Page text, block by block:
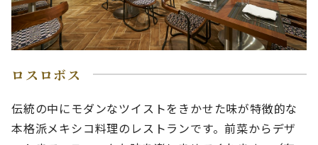
ロスロボス
伝統の中にモダンなツイストをきかせた味が特徴的な
本格派メキシコ料理のレストランです。前菜からデザ